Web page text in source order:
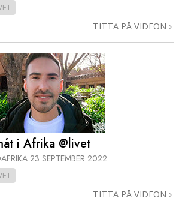
TITTA PÅ VIDEON
i Afrika @livet
23 SEPTEMBER 2022
TITTA PÅ VIDEON